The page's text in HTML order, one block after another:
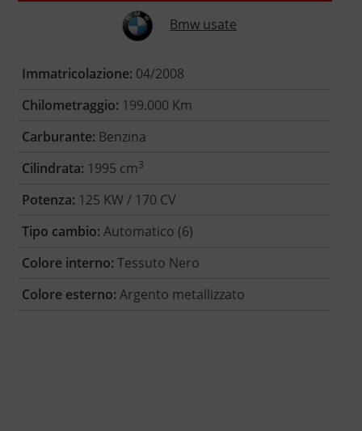
Bmw usate
Immatricolazione: 04/2008
Chilometraggio: 199.000 Km
Carburante: Benzina
Cilindrata: 1995 cm3
Potenza: 125 KW / 170 CV
Tipo cambio: Automatico (6)
Colore interno: Tessuto Nero
Colore esterno: Argento metallizzato